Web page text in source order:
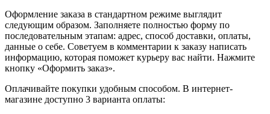
Оформление заказа в стандартном режиме выглядит
следующим образом. Заполняете полностью форму по
последовательным этапам: адрес, способ доставки, оплаты,
данные о себе. Советуем в комментарии к заказу написать
информацию, которая поможет курьеру вас найти. Нажмите
кнопку «Оформить заказ».
Оплачивайте покупки удобным способом. В интернет-
магазине доступно 3 варианта оплаты: